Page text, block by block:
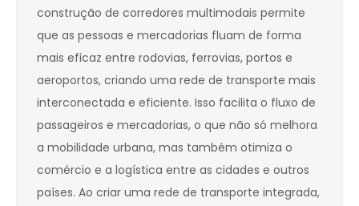
construção de corredores multimodais permite
que as pessoas e mercadorias fluam de forma
mais eficaz entre rodovias, ferrovias, portos e
aeroportos, criando uma rede de transporte mais
interconectada e eficiente. Isso facilita o fluxo de
passageiros e mercadorias, o que não só melhora
a mobilidade urbana, mas também otimiza o
comércio e a logística entre as cidades e outros
países. Ao criar uma rede de transporte integrada,